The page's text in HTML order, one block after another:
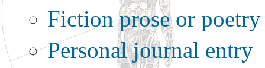
Fiction prose or poetry
Personal journal entry